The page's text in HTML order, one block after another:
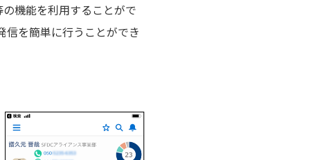
機能を利用することがで
信を簡単に行うことができ